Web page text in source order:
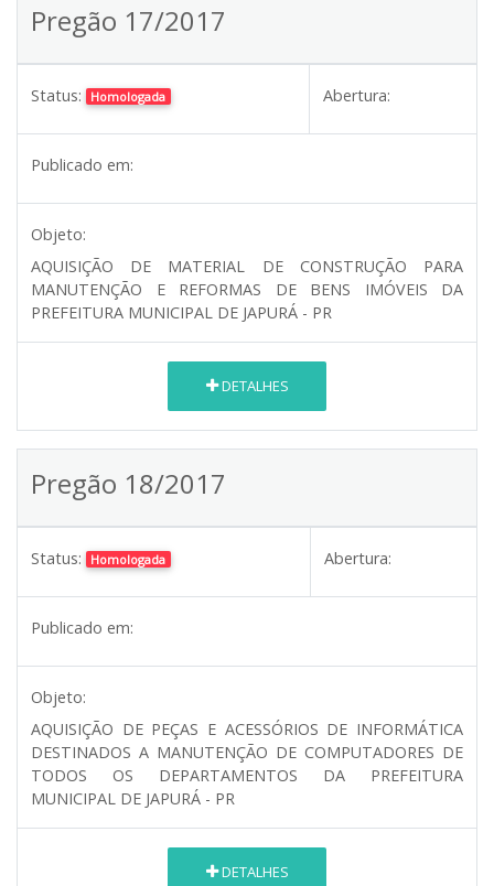
Pregão 17/2017
Status: Homologada Abertura:
Publicado em:
Objeto:
AQUISIÇÃO DE MATERIAL DE CONSTRUÇÃO PARA
MANUTENÇÃO E REFORMAS DE BENS IMÓVEIS DA
PREFEITURA MUNICIPAL DE JAPURÁ - PR
DETALHES
Pregão 18/2017
Status: Homologada Abertura:
Publicado em:
Objeto:
AQUISIÇÃO DE PEÇAS E ACESSÓRIOS DE INFORMÁTICA
DESTINADOS A MANUTENÇÃO DE COMPUTADORES DE
TODOS OS DEPARTAMENTOS DA PREFEITURA
MUNICIPAL DE JAPURÁ - PR
DETALHES